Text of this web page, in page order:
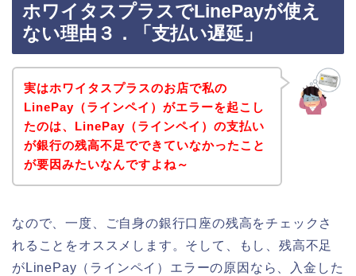
ホワイタスプラスでLinePayが使え
ない理由３．「支払い遅延」
実はホワイタスプラスのお店で私の
LinePay（ラインペイ）がエラーを起こし
たのは、LinePay（ラインペイ）の支払い
が銀行の残高不足でできていなかったこと
が要因みたいなんですよね～
なので、一度、ご自身の銀行口座の残高をチェックさ
れることをオススメします。そして、もし、残高不足
がLinePay（ラインペイ）エラーの原因なら、入金した